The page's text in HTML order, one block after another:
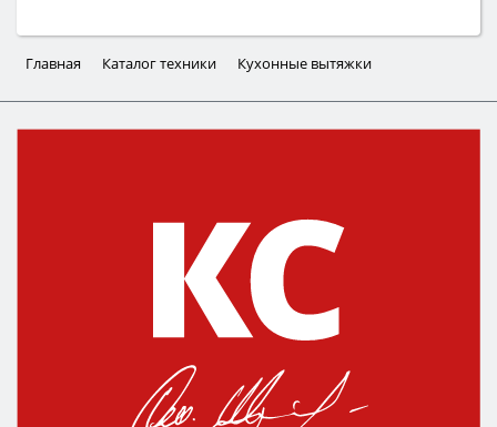
Главная Каталог техники Кухонные вытяжки